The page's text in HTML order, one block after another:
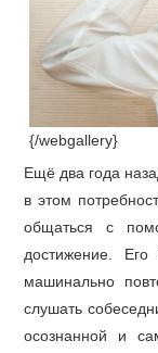
{/webgallery}
Ещё два года
в этом
общаться с
достижение. Его
машинально
слушать
осознанной и